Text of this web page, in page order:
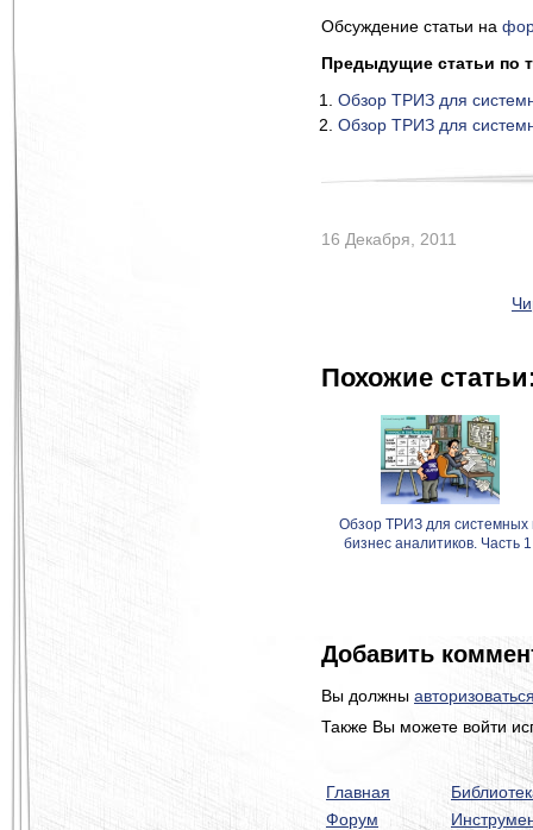
Обсуждение статьи на
Предыдущие статьи по
Обзор ТРИЗ для
Обзор ТРИЗ для
16 Декабря, 2011
Похожие
Обзор ТРИЗ для системных
бизнес аналитиков. Часть
Добавить
Вы должны
Также Вы можете войти
Главная
Форум